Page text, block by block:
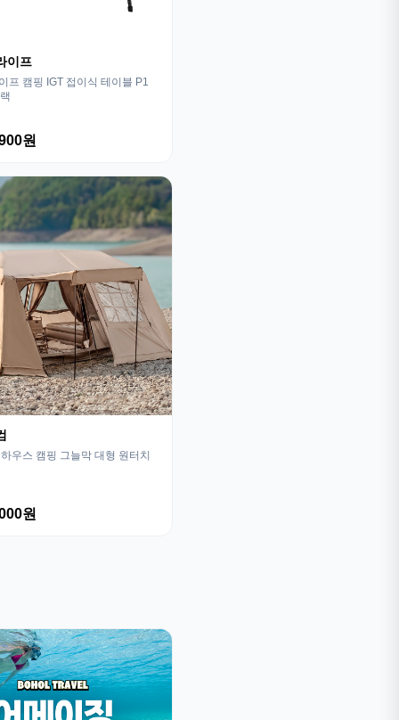
이프
프 캠핑 IGT 접이식 테이블 P1
원
우스 캠핑 그늘막 대형 원터치
원